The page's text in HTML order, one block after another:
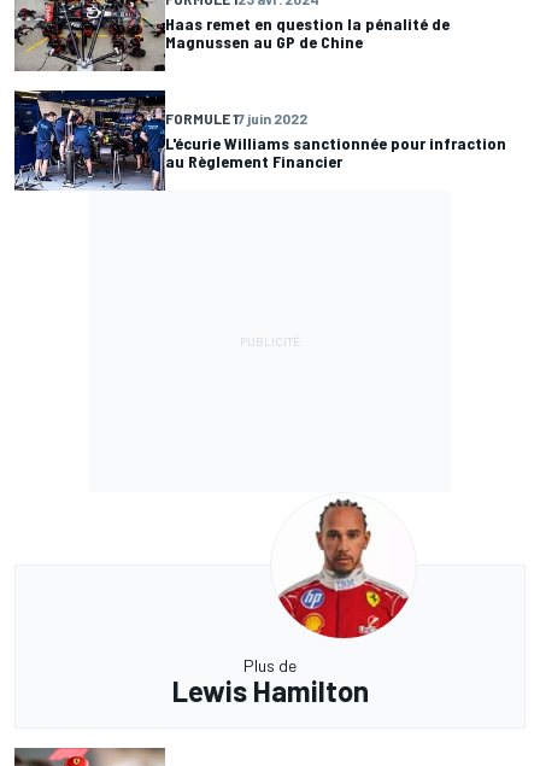
Haas remet en question la pénalité de
Magnussen au GP de Chine
FORMULE 17 juin 2022
L'écurie Williams sanctionnée pour infraction
au Règlement Financier
Plus de
Lewis Hamilton